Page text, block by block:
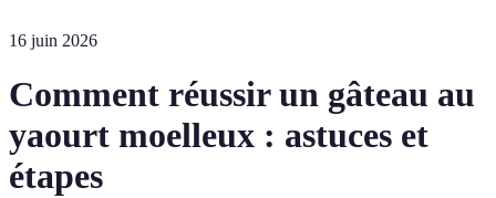
16 juin 2026
Comment réussir un gâteau au
yaourt moelleux : astuces et
étapes